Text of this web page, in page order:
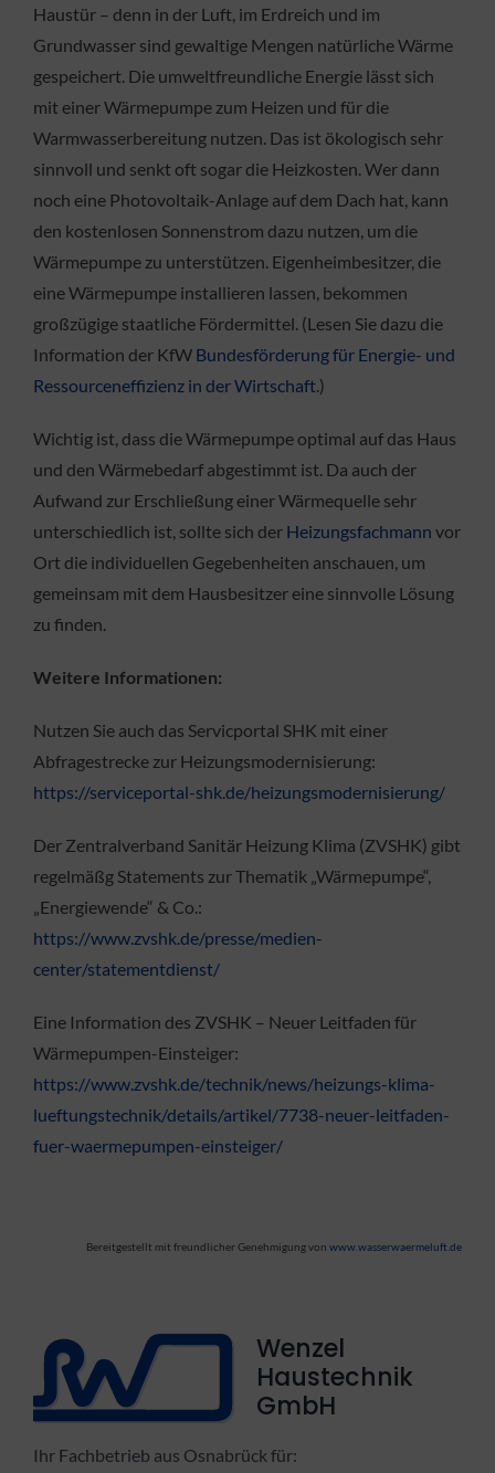
Haustür – denn in der Luft, im Erdreich und im
Grundwasser sind gewaltige Mengen natürliche Wärme
gespeichert. Die umweltfreundliche Energie lässt sich
mit einer Wärmepumpe zum Heizen und für die
Warmwasserbereitung nutzen. Das ist ökologisch sehr
sinnvoll und senkt oft sogar die Heizkosten. Wer dann
noch eine Photovoltaik-Anlage auf dem Dach hat, kann
den kostenlosen Sonnenstrom dazu nutzen, um die
Wärmepumpe zu unterstützen. Eigenheimbesitzer, die
eine Wärmepumpe installieren lassen, bekommen
großzügige staatliche Fördermittel. (Lesen Sie dazu die
Information der KfW Bundesförderung für Energie- und
Ressourceneffizienz in der Wirtschaft.)
Wichtig ist, dass die Wärmepumpe optimal auf das Haus
und den Wärmebedarf abgestimmt ist. Da auch der
Aufwand zur Erschließung einer Wärmequelle sehr
unterschiedlich ist, sollte sich der Heizungsfachmann vor
Ort die individuellen Gegebenheiten anschauen, um
gemeinsam mit dem Hausbesitzer eine sinnvolle Lösung
zu finden.
Weitere Informationen:
Nutzen Sie auch das Servicportal SHK mit einer
Abfragestrecke zur Heizungsmodernisierung:
https://serviceportal-shk.de/heizungsmodernisierung/
Der Zentralverband Sanitär Heizung Klima (ZVSHK) gibt
regelmäßg Statements zur Thematik „Wärmepumpe“,
„Energiewende“ & Co.:
https://www.zvshk.de/presse/medien-
center/statementdienst/
Eine Information des ZVSHK – Neuer Leitfaden für
Wärmepumpen-Einsteiger:
https://www.zvshk.de/technik/news/heizungs-klima-
lueftungstechnik/details/artikel/7738-neuer-leitfaden-
fuer-waermepumpen-einsteiger/
Bereitgestellt mit freundlicher Genehmigung vonwww.wasserwaermeluft.de
Wenzel
Haustechnik
GmbH
Ihr Fachbetrieb aus Osnabrück für: